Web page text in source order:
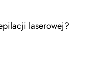
laserowej?